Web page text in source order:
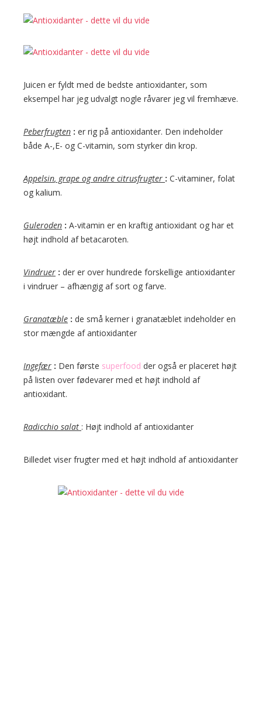
Juicen er fyldt med de bedste antioxidanter, som
eksempel har jeg udvalgt nogle råvarer jeg vil fremhæve.
Peberfrugten : er rig på antioxidanter. Den indeholder
både A-,E- og C-vitamin, som styrker din krop.
Appelsin, grape og andre citrusfrugter : C-vitaminer, folat
og kalium.
Guleroden : A-vitamin er en kraftig antioxidant og har et
højt indhold af betacaroten.
Vindruer : der er over hundrede forskellige antioxidanter
i vindruer – afhængig af sort og farve.
Granatæble : de små kerner i granatæblet indeholder en
stor mængde af antioxidanter
Ingefær : Den første superfood der også er placeret højt
på listen over fødevarer med et højt indhold af
antioxidant.
Radicchio salat : Højt indhold af antioxidanter
Billedet viser frugter med et højt indhold af antioxidanter